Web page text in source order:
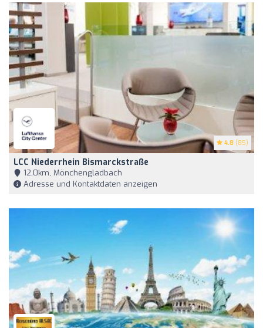
4.8 (85)
LCC Niederrhein Bismarckstraße
12,0km, Mönchengladbach
Adresse und Kontaktdaten anzeigen